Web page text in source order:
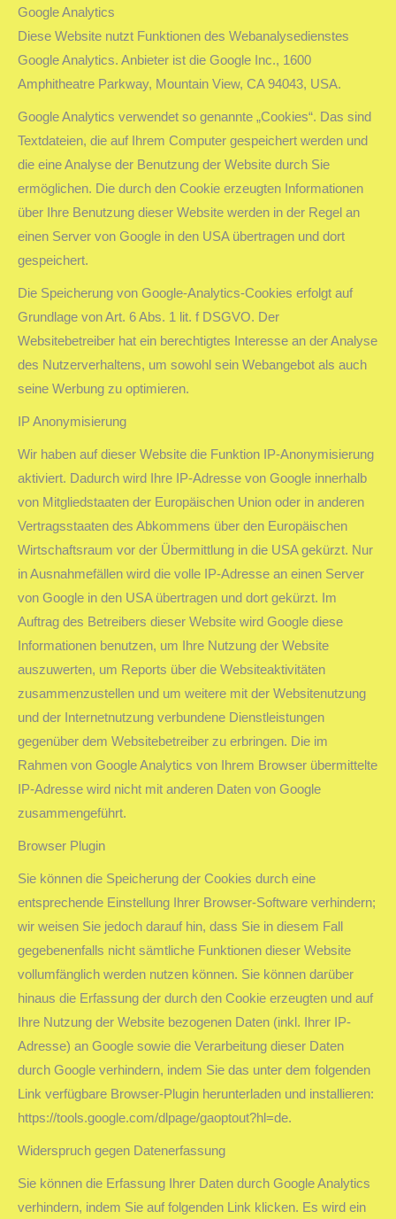
Google Analytics
Diese Website nutzt Funktionen des Webanalysedienstes
Google Analytics. Anbieter ist die Google Inc., 1600
Amphitheatre Parkway, Mountain View, CA 94043, USA.
Google Analytics verwendet so genannte „Cookies“. Das sind
Textdateien, die auf Ihrem Computer gespeichert werden und
die eine Analyse der Benutzung der Website durch Sie
ermöglichen. Die durch den Cookie erzeugten Informationen
über Ihre Benutzung dieser Website werden in der Regel an
einen Server von Google in den USA übertragen und dort
gespeichert.
Die Speicherung von Google-Analytics-Cookies erfolgt auf
Grundlage von Art. 6 Abs. 1 lit. f DSGVO. Der
Websitebetreiber hat ein berechtigtes Interesse an der Analyse
des Nutzerverhaltens, um sowohl sein Webangebot als auch
seine Werbung zu optimieren.
IP Anonymisierung
Wir haben auf dieser Website die Funktion IP-Anonymisierung
aktiviert. Dadurch wird Ihre IP-Adresse von Google innerhalb
von Mitgliedstaaten der Europäischen Union oder in anderen
Vertragsstaaten des Abkommens über den Europäischen
Wirtschaftsraum vor der Übermittlung in die USA gekürzt. Nur
in Ausnahmefällen wird die volle IP-Adresse an einen Server
von Google in den USA übertragen und dort gekürzt. Im
Auftrag des Betreibers dieser Website wird Google diese
Informationen benutzen, um Ihre Nutzung der Website
auszuwerten, um Reports über die Websiteaktivitäten
zusammenzustellen und um weitere mit der Websitenutzung
und der Internetnutzung verbundene Dienstleistungen
gegenüber dem Websitebetreiber zu erbringen. Die im
Rahmen von Google Analytics von Ihrem Browser übermittelte
IP-Adresse wird nicht mit anderen Daten von Google
zusammengeführt.
Browser Plugin
Sie können die Speicherung der Cookies durch eine
entsprechende Einstellung Ihrer Browser-Software verhindern;
wir weisen Sie jedoch darauf hin, dass Sie in diesem Fall
gegebenenfalls nicht sämtliche Funktionen dieser Website
vollumfänglich werden nutzen können. Sie können darüber
hinaus die Erfassung der durch den Cookie erzeugten und auf
Ihre Nutzung der Website bezogenen Daten (inkl. Ihrer IP-
Adresse) an Google sowie die Verarbeitung dieser Daten
durch Google verhindern, indem Sie das unter dem folgenden
Link verfügbare Browser-Plugin herunterladen und installieren:
https://tools.google.com/dlpage/gaoptout?hl=de.
Widerspruch gegen Datenerfassung
Sie können die Erfassung Ihrer Daten durch Google Analytics
verhindern, indem Sie auf folgenden Link klicken. Es wird ein